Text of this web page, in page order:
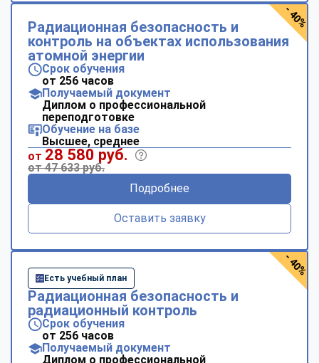
Радиационная безопасность и
контроль на объектах использования
атомной энергии
Срок обучения
от 256 часов
Получаемый документ
Диплом о профессиональной
переподготовке
Обучение на базе
Высшее, среднее
от 28 580 руб.
от 47 633 руб.
Подробнее
Оставить заявку
- 40%
Есть учебный план
Радиационная безопасность и
радиационный контроль
Срок обучения
от 256 часов
Получаемый документ
Диплом о профессиональной
- 40%